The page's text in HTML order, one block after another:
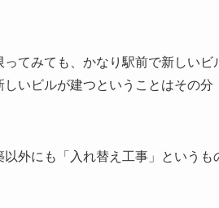
ってみても、かなり駅前で新しい
しいビルが建つということはその
以外にも「入れ替え工事」という